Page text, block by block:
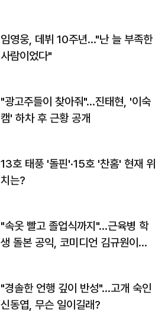
임영웅, 데뷔 10주년…"난 늘 부족한
사람이었다"
"광고주들이 찾아줘"…진태현, '이숙
캠' 하차 후 근황 공개
13호 태풍 '돌핀'·15호 '찬홈' 현재 위
치는?
"속옷 빨고 졸업식까지"…근육병 학
생 돌본 공익, 코미디언 김규원이었
"경솔한 언행 깊이 반성"…고개 숙인
신동엽, 무슨 일이길래?